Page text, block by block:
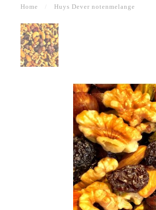
Home Huys Dever notenmelange